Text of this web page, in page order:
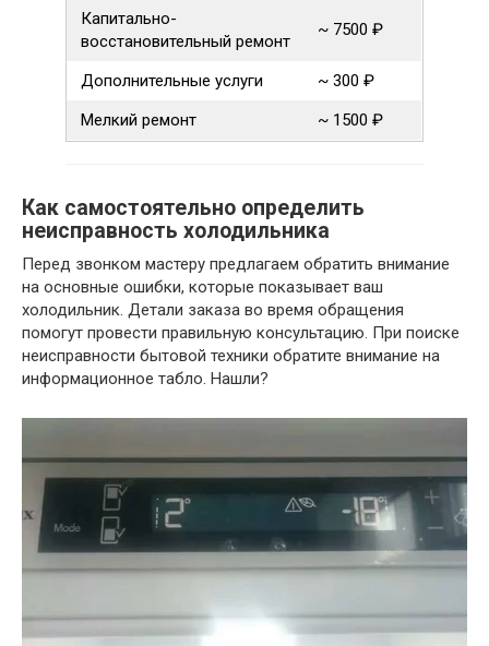
Капитально-
восстановительный ремонт
~ 7500 ₽
Дополнительные услуги
~ 300 ₽
Мелкий ремонт
~ 1500 ₽
Как самостоятельно определить
неисправность холодильника
Перед звонком мастеру предлагаем обратить внимание
на основные ошибки, которые показывает ваш
холодильник. Детали заказа во время обращения
помогут провести правильную консультацию. При поиске
неисправности бытовой техники обратите внимание на
информационное табло. Нашли?